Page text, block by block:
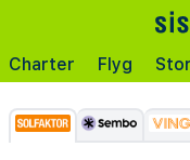
Charter Flyg